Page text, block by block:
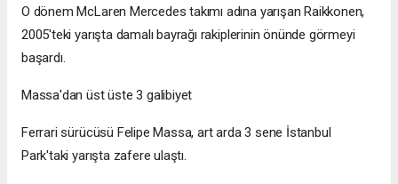
O dönem McLaren Mercedes takımı adına yarışan Raikkonen,
2005'teki yarışta damalı bayrağı rakiplerinin önünde görmeyi
başardı.
Massa'dan üst üste 3 galibiyet
Ferrari sürücüsü Felipe Massa, art arda 3 sene İstanbul
Park'taki yarışta zafere ulaştı.